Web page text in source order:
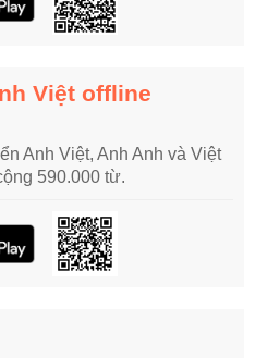
Việt offline
Anh Việt, Anh Anh và Việt
590.000 từ.